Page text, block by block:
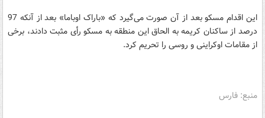
این اقدام مسکو بعد از آن صورت می‌گیرد که «باراک اوباما» بعد از آنکه 97
درصد از ساکنان کریمه به الحاق این منطقه به مسکو رأی مثبت دادند، برخی
از مقامات اوکراینی و روسی را تحریم کرد.
منبع: فارس